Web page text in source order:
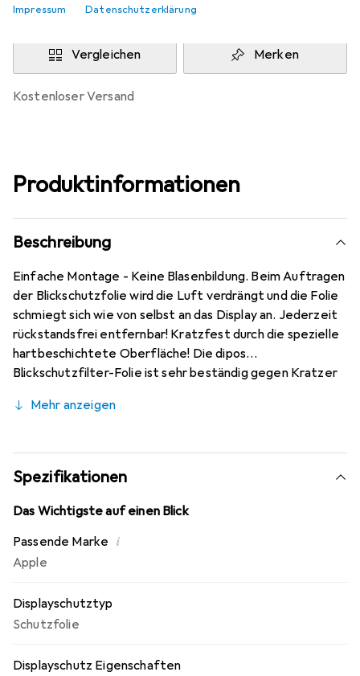
Impressum Datenschutzerklärung
In den Warenkorb
Vergleichen Merken
kostenloser Versand
Produktinformationen
Beschreibung
Einfache Montage - Keine Blasenbildung. Beim Auftragen
der Blickschutzfolie wird die Luft verdrängt und die Folie
schmiegt sich wie von selbst an das Display an. Jederzeit
rückstandsfrei entfernbar! Kratzfest durch die spezielle
hartbeschichtete Oberfläche! Die dipos
Blickschutzfilter-Folie ist sehr beständig gegen Kratzer
Qualität gewährleistet durch den Einsatz von
Blickschutzfolie kompatibel mit Apple iPad 10,2 Zoll
(2020) - Made in Germany - Konstruktion, Zuschnitt und
Konfektionierung in Deutschland. 4-Wege Sichtschutz -
Integrierter Blickschutzfilter schützt sowohl im Hoch- als
Mehr anzeigen
Spezifikationen
Das Wichtigste auf einen Blick
Passende Marke i
Apple
Displayschutztyp
Schutzfolie
Displayschutz Eigenschaften